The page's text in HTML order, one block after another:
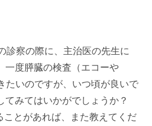
診察の際に、主治医の先生に
度膵臓の検査（エコーや
たいのですが、いつ頃が良いで
みてはいかがでしょうか？
とがあれば、また教えてくだ